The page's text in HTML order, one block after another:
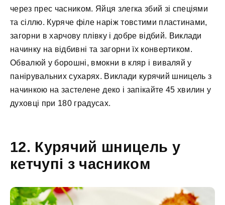
через прес часником. Яйця злегка збий зі спеціями
та сіллю. Куряче філе наріж товстими пластинами,
загорни в харчову плівку і добре відбий. Виклади
начинку на відбивні та загорни їх конвертиком.
Обвалюй у борошні, вмокни в кляр і виваляй у
панірувальних сухарях. Виклади курячий шницель з
начинкою на застелене деко і запікайте 45 хвилин у
духовці при 180 градусах.
12. Курячий шницель у
кетчупі з часником